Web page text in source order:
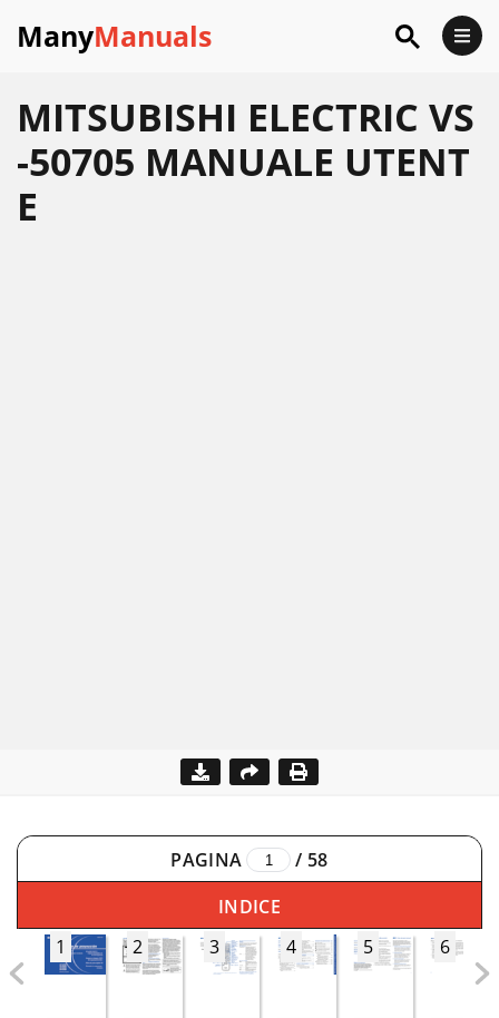
ManyManuals
MITSUBISHI ELECTRIC VS
-50705 MANUALE UTENT
E
PAGINA / 58
INDICE
1
2 3 4 5 6